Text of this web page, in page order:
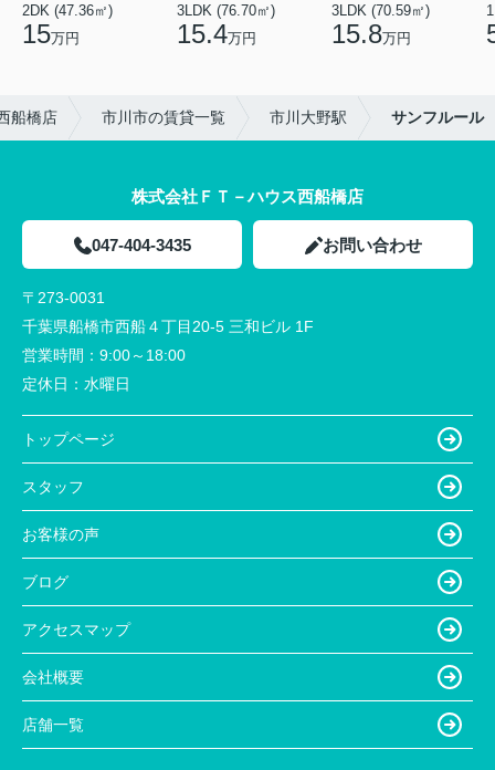
2DK (47.36㎡)
15万円
3LDK (76.70㎡)
15.4万円
3LDK (70.59㎡)
15.8万円
船橋店 市川市の賃貸一覧 市川大野駅 サンフルール
株式会社ＦＴ－ハウス西船橋店
047-404-3435 お問い合わせ
〒273-0031
千葉県船橋市西船４丁目20-5 三和ビル 1F
営業時間： 9:00～18:00
定休日： 水曜日
トップページ
スタッフ
お客様の声
ブログ
アクセスマップ
会社概要
店舗一覧